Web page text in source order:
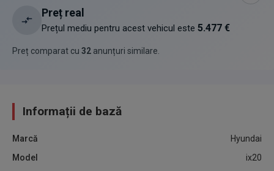
Preț real
Prețul mediu pentru acest vehicul este 5.477 €
Preț comparat cu 32 anunțuri similare
Informații de bază
Marcă
Hyundai
Model
ix20